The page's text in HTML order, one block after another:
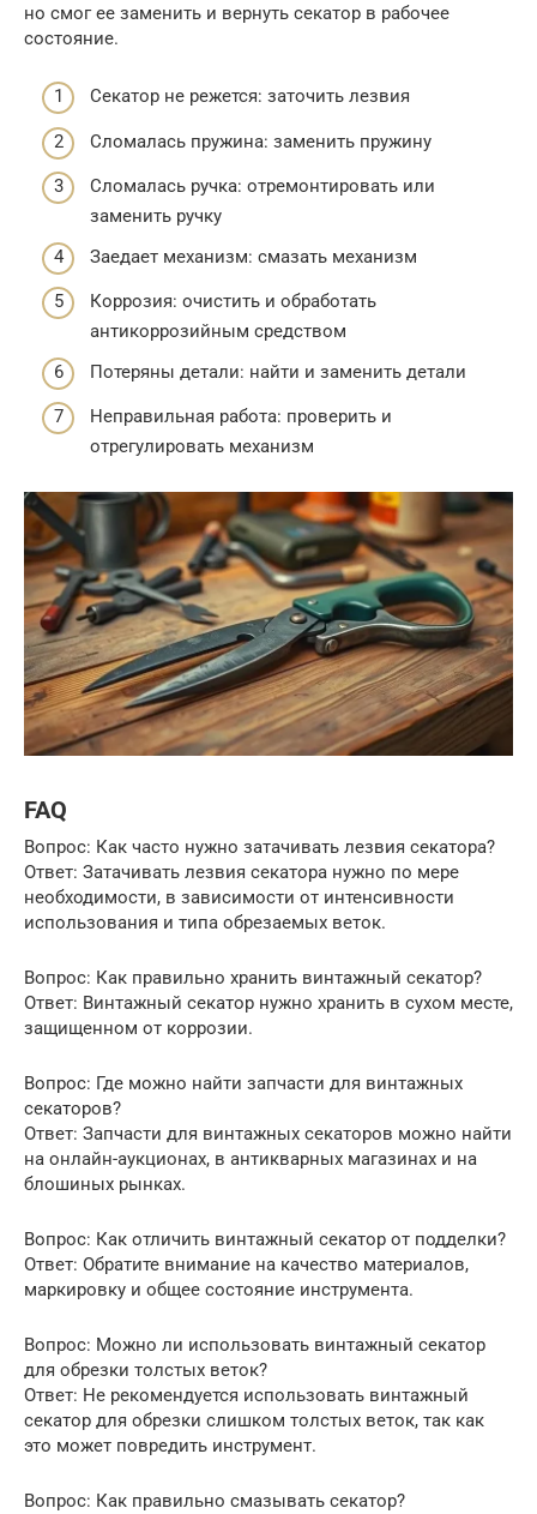
но смог ее заменить и вернуть секатор в рабочее
состояние.
Секатор не режется: заточить лезвия
Сломалась пружина: заменить пружину
Сломалась ручка: отремонтировать или
заменить ручку
Заедает механизм: смазать механизм
Коррозия: очистить и обработать
антикоррозийным средством
Потеряны детали: найти и заменить детали
Неправильная работа: проверить и
отрегулировать механизм
FAQ
Вопрос: Как часто нужно затачивать лезвия секатора?
Ответ: Затачивать лезвия секатора нужно по мере
необходимости, в зависимости от интенсивности
использования и типа обрезаемых веток.
Вопрос: Как правильно хранить винтажный секатор?
Ответ: Винтажный секатор нужно хранить в сухом месте,
защищенном от коррозии.
Вопрос: Где можно найти запчасти для винтажных
секаторов?
Ответ: Запчасти для винтажных секаторов можно найти
на онлайн-аукционах, в антикварных магазинах и на
блошиных рынках.
Вопрос: Как отличить винтажный секатор от подделки?
Ответ: Обратите внимание на качество материалов,
маркировку и общее состояние инструмента.
Вопрос: Можно ли использовать винтажный секатор
для обрезки толстых веток?
Ответ: Не рекомендуется использовать винтажный
секатор для обрезки слишком толстых веток, так как
это может повредить инструмент.
Вопрос: Как правильно смазывать секатор?